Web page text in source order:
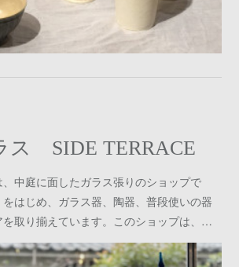
ス SIDE TERRACE
、中庭に面したガラス張りのショップで
はじめ、ガラス器、陶器、普段使いの器
を取り揃えています。このショップは、…